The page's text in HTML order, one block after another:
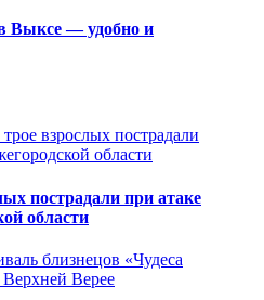
Выксе — удобно и
пострадали при атаке
области